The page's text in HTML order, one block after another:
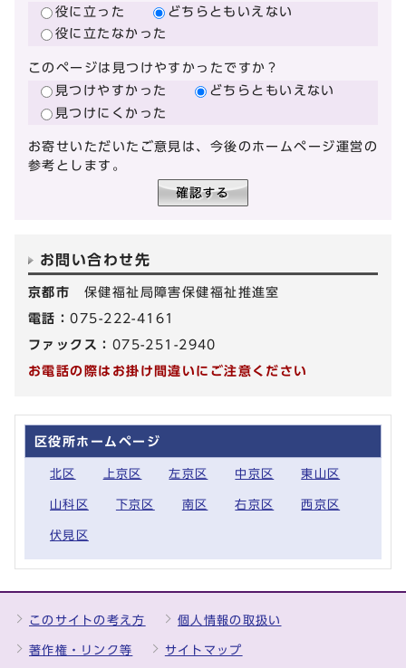
役に立った
どちらともいえない
役に立たなかった
このページは見つけやすかったですか？
見つけやすかった
どちらともいえない
見つけにくかった
お寄せいただいたご意見は、今後のホームページ運営の
参考とします。
お問い合わせ先
京都市 保健福祉局障害保健福祉推進室
電話：075-222-4161
ファックス： 075-251-2940
お電話の際はお掛け間違いにご注意ください
区役所ホームページ
北区 上京区 左京区 中京区 東山区
山科区 下京区 南区 右京区 西京区
伏見区
このサイトの考え方 個人情報の取扱い
著作権・リンク等 サイトマップ